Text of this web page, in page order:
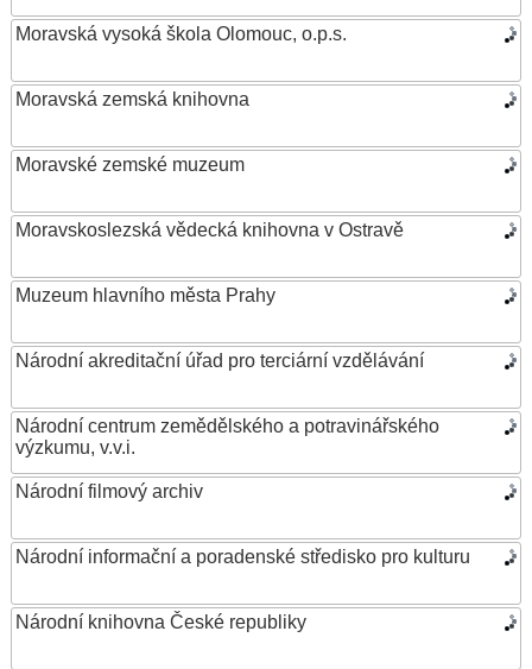
Moravská vysoká škola Olomouc, o.p.s.
Moravská zemská knihovna
Moravské zemské muzeum
Moravskoslezská vědecká knihovna v Ostravě
Muzeum hlavního města Prahy
Národní akreditační úřad pro terciární vzdělávání
Národní centrum zemědělského a potravinářského
výzkumu, v.v.i.
Národní filmový archiv
Národní informační a poradenské středisko pro kulturu
Národní knihovna České republiky